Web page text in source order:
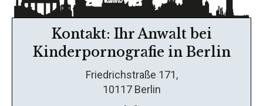
Kontakt: Ihr Anwalt bei
Kinderpornografie in Berlin
Friedrichstraße 171,
10117 Berlin